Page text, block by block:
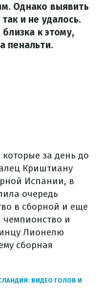
Однако выявить
и не удалось.
к этому,
пенальти.
за день до
Криштиану
Испании, в
очередь
в сборной и еще
чемпионство и
Лионелю
сборная
ВИДЕО ГОЛОВ И